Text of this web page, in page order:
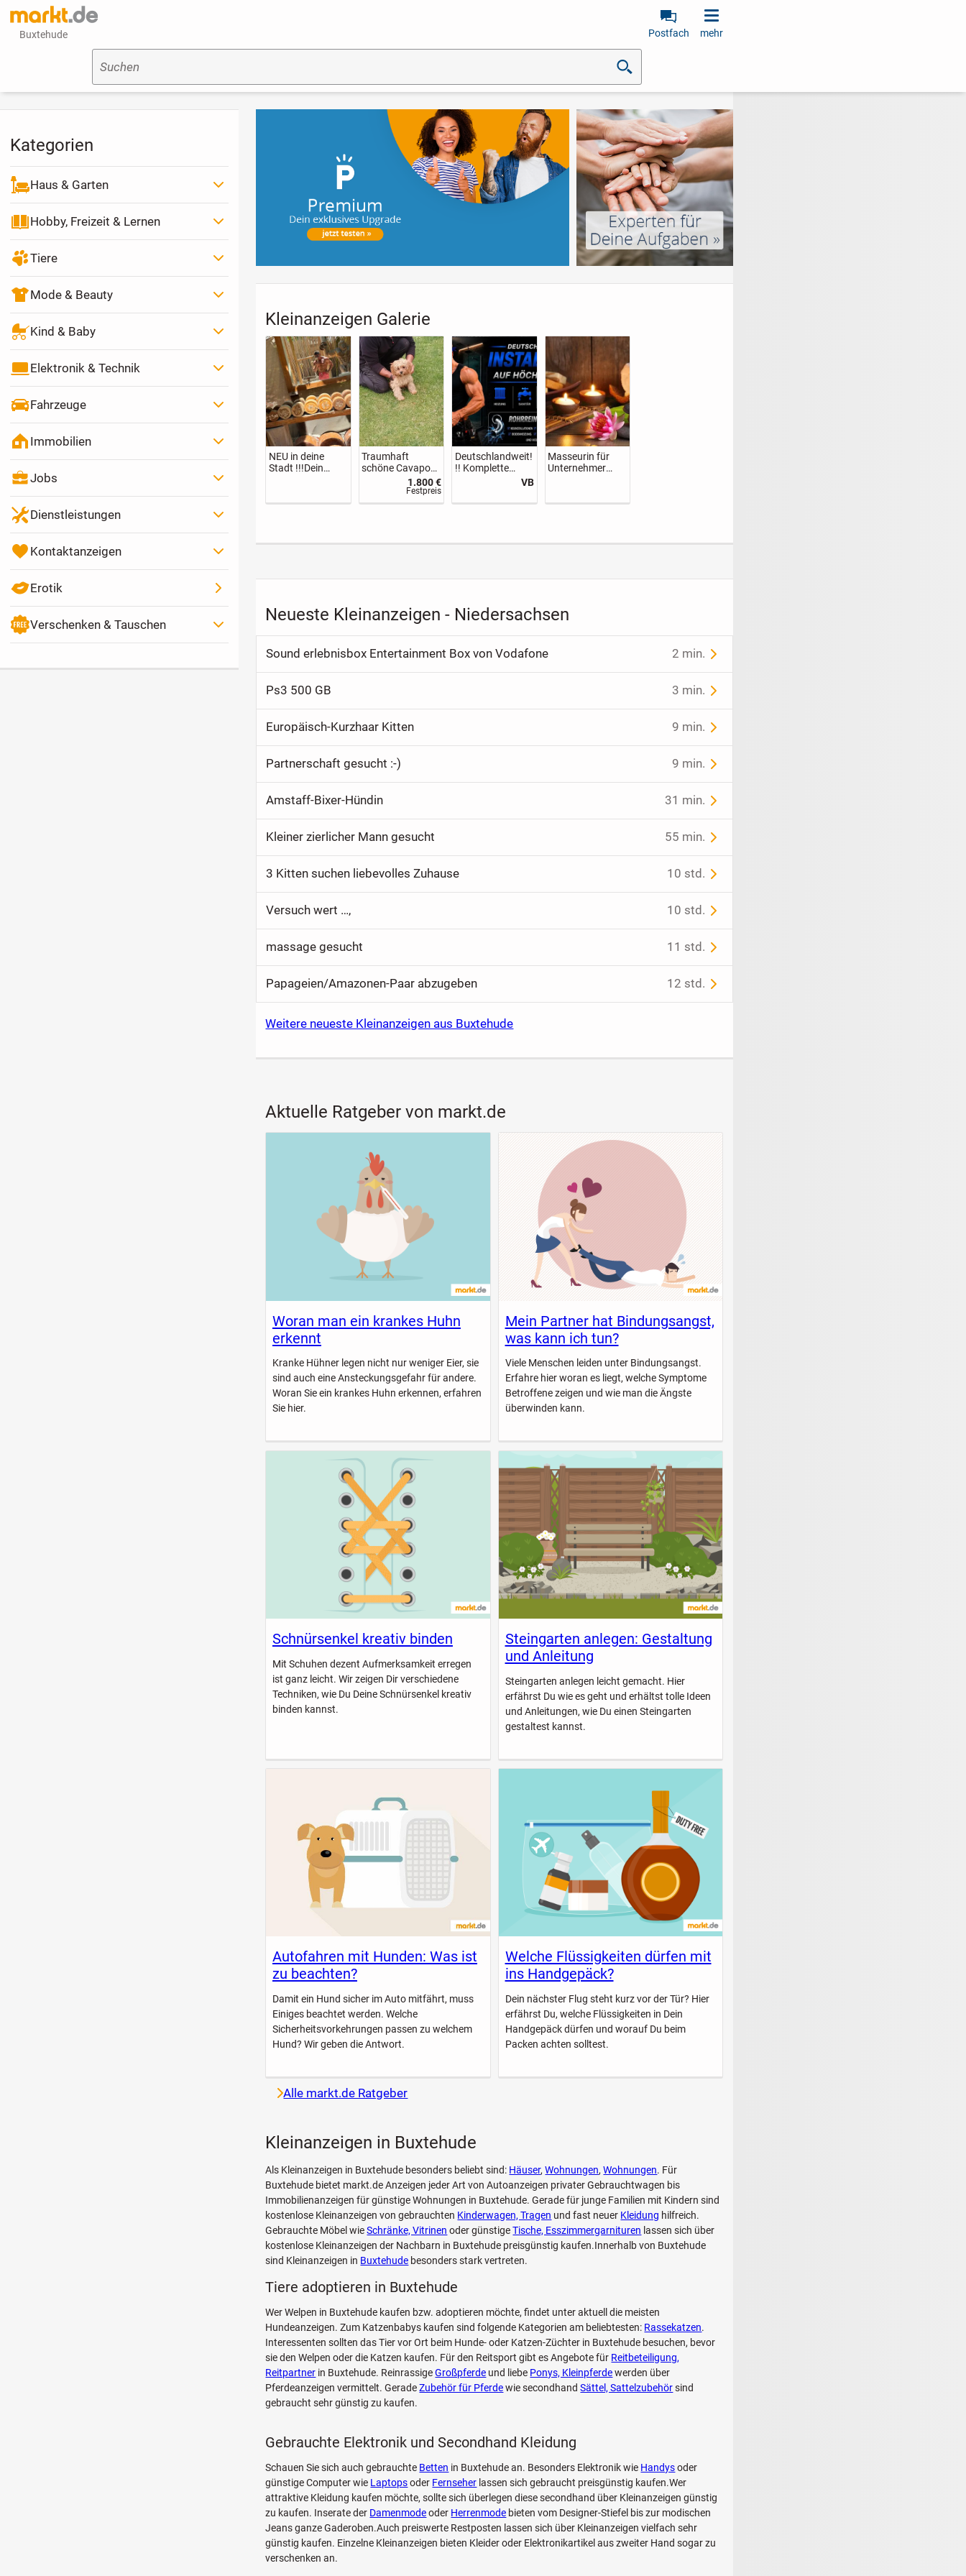
Buxtehude Postfach mehr
Suchen
Kleinanzeigen Galerie
NEU in deine
Stadt !!!Dein
Couch !!
Traumhaft
schöne Cavapoo
Welpen, Cavalier
King Charles x
Toys Pudel
1.800 €
Festpreis
Deutschlandweit!
!! Komplette
Sanitär-Wasser-
VB
Masseurin für
Unternehmer
Kategorien
Haus & Garten
Hobby, Freizeit & Lernen
Tiere
Mode & Beauty
Kind & Baby
Elektronik & Technik
Fahrzeuge
Immobilien
Jobs
Dienstleistungen
Kontaktanzeigen
Erotik
Verschenken & Tauschen Neueste Kleinanzeigen - Niedersachsen
Sound erlebnisbox Entertainment Box von Vodafone 2 min.
Ps3 500 GB 3 min.
Europäisch-Kurzhaar Kitten 9 min.
Partnerschaft gesucht :-) 9 min.
Amstaff-Bixer-Hündin 31 min.
Kleiner zierlicher Mann gesucht 55 min.
3 Kitten suchen liebevolles Zuhause 10 std.
Versuch wert …, 10 std.
massage gesucht 11 std.
Papageien/Amazonen-Paar abzugeben 12 std.
Weitere neueste Kleinanzeigen aus Buxtehude
Aktuelle Ratgeber von markt.de
Woran man ein krankes Huhn
erkennt
Kranke Hühner legen nicht nur weniger Eier, sie
sind auch eine Ansteckungsgefahr für andere.
Woran Sie ein krankes Huhn erkennen, erfahren
Sie hier.
Mein Partner hat Bindungsangst,
was kann ich tun?
Viele Menschen leiden unter Bindungsangst.
Erfahre hier woran es liegt, welche Symptome
Betroffene zeigen und wie man die Ängste
überwinden kann.
Schnürsenkel kreativ binden
Mit Schuhen dezent Aufmerksamkeit erregen
ist ganz leicht. Wir zeigen Dir verschiedene
Techniken, wie Du Deine Schnürsenkel kreativ
binden kannst.
Steingarten anlegen: Gestaltung
und Anleitung
Steingarten anlegen leicht gemacht. Hier
erfährst Du wie es geht und erhältst tolle Ideen
und Anleitungen, wie Du einen Steingarten
gestaltest kannst.
Autofahren mit Hunden: Was ist
zu beachten?
Damit ein Hund sicher im Auto mitfährt, muss
Einiges beachtet werden. Welche
Sicherheitsvorkehrungen passen zu welchem
Hund? Wir geben die Antwort.
Welche Flüssigkeiten dürfen mit
ins Handgepäck?
Dein nächster Flug steht kurz vor der Tür? Hier
erfährst Du, welche Flüssigkeiten in Dein
Handgepäck dürfen und worauf Du beim
Packen achten solltest.
Alle markt.de Ratgeber
Kleinanzeigen in Buxtehude
Als Kleinanzeigen in Buxtehude besonders beliebt sind: Häuser,Wohnungen,Wohnungen. Für
Buxtehude bietet markt.de Anzeigen jeder Art von Autoanzeigen privater Gebrauchtwagen bis
Immobilienanzeigen für günstige Wohnungen in Buxtehude. Gerade für junge Familien mit Kindern sind
kostenlose Kleinanzeigen von gebrauchten Kinderwagen, Tragen und fast neuer Kleidung hilfreich.
Gebrauchte Möbel wieSchränke, Vitrinen oder günstigeTische, Esszimmergarnituren lassen sich über
kostenlose Kleinanzeigen der Nachbarn in Buxtehude preisgünstig kaufen.Innerhalb von Buxtehude
sind Kleinanzeigen in Buxtehude besonders stark vertreten.
Tiere adoptieren in Buxtehude
Wer Welpen in Buxtehude kaufen bzw. adoptieren möchte, findet unter aktuell die meisten
Hundeanzeigen. Zum Katzenbabys kaufen sind folgende Kategorien am beliebtesten: Rassekatzen.
Interessenten sollten das Tier vor Ort beim Hunde- oder Katzen-Züchter in Buxtehude besuchen, bevor
sie den Welpen oder die Katzen kaufen. Für den Reitsport gibt es Angebote für Reitbeteiligung,
Reitpartner in Buxtehude. ReinrassigeGroßpferde und liebe Ponys, Kleinpferdewerden über
Pferdeanzeigen vermittelt. GeradeZubehör für Pferdewie secondhandSättel, Sattelzubehörsind
gebraucht sehr günstig zu kaufen.
Gebrauchte Elektronik und Secondhand Kleidung
Schauen Sie sich auch gebrauchte Betten in Buxtehude an. Besonders Elektronik wie Handysoder
günstige Computer wie Laptopsoder Fernseher lassen sich gebraucht preisgünstig kaufen.Wer
attraktive Kleidung kaufen möchte, sollte sich überlegen diese secondhand über Kleinanzeigen günstig
zu kaufen. Inserate der Damenmodeoder Herrenmode bieten vom Designer-Stiefel bis zur modischen
Jeans ganze Gaderoben.Auch preiswerte Restposten lassen sich über Kleinanzeigen vielfach sehr
günstig kaufen. Einzelne Kleinanzeigen bieten Kleider oder Elektronikartikel aus zweiter Hand sogar zu
verschenken an.